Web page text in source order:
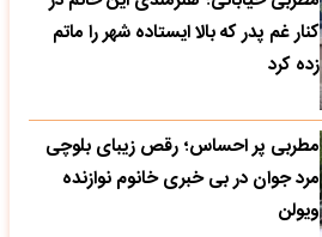
کنار غم پدر که بالا ایستاده شهر را ماتم
زده کرد
مطربی پر احساس؛ رقص زیبای بلوچی
مرد جوان در بی خبری خانوم نوازنده
ویولن